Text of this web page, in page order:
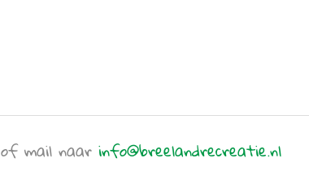
of mail naar info@breelandrecreatie.nl